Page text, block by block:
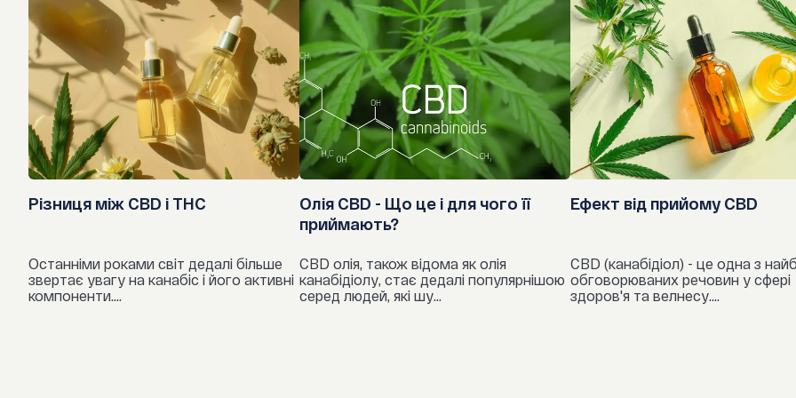
бета-
блокатори
Капринова
Лауринова
Енергетична
Різниця між CBD і THC
Останніми роками світ дедалі більше
звертає увагу на канабіс і його активні
компоненти....
Олія CBD - Що це і для чого її
приймають?
CBD олія, також відома як олія
канабідіолу, стає дедалі популярнішою
серед людей, які шу...
Ефект від прийому CBD
CBD (канабідіол) - це одна з
обговорюваних речовин у сфері
здоров'я та велнесу....